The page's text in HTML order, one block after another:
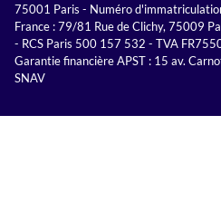
75001 Paris - Numéro
France : 79/81 Rue de Clichy, 75009
- RCS Paris 500 157 532 - TVA
Garantie financière APST : 15 av.
SNAV